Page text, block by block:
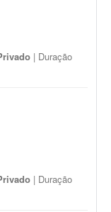
| Duração
| Duração